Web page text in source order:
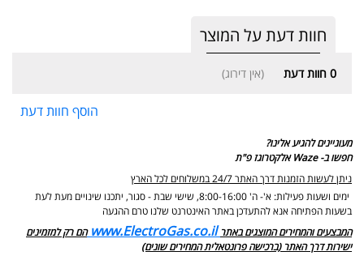
חוות דעת על המוצר
0 חוות דעת (אין דירוג)
הוסף חוות דעת
מעוניינים להגיע אלינו?
חפשו ב- Waze אלקטרוגז פ"ת
ניתן לעשות הזמנות דרך האתר 24/7 במשלוחים לכל הארץ
ימים ושעות פעילות: א'- ה' 8:00-16:00, שישי שבת - סגור,
יתכנו שינויים מעת לעת
בשעות הפתיחה אנא להתעדכן באתר האינטרנט שלנו טרם ההגעה
המבצעים והמחירים המוצגים באתר www.ElectroGas.co.il הם רק למזמינים
ישירות דרך האתר (ברכישה פרונטאלית המחירים שונים)